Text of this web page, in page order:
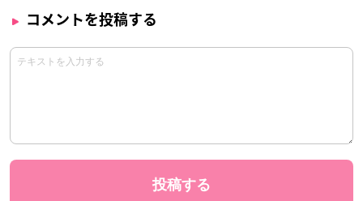
コメントを投稿する